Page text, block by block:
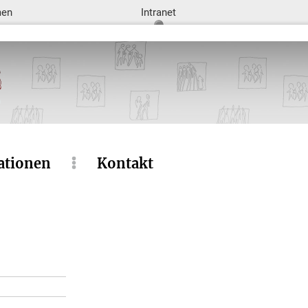
Intranet
Kontakt